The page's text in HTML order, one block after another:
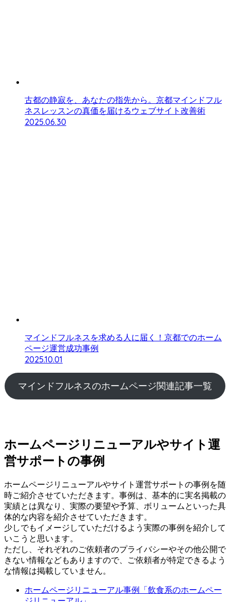
古都の静寂を、あなたの指先から。京都マインドフル
ネスレッスンの真価を届けるウェブサイト改善術
2025.06.30
マインドフルネスを求める人に届く！京都でのホーム
ページ運営成功事例
2025.10.01
マインドフルネスのホームページ関連記事一覧
ホームページリニューアルやサイト運
営サポートの事例
ホームページリニューアルやサイト運営サポートの事例を随
時ご紹介させていただきます。事例は、基本的に実名掲載の
実績とは異なり、実際の要望や予算、ボリュームといった具
体的な内容を紹介させていただきます。
少しでもイメージしていただけるよう実際の事例を紹介して
いこうと思います。
ただし、それぞれのご依頼者のプライバシーやその他公開で
きない情報などもありますので、ご依頼者が特定できるよう
な情報は掲載していません。
ホームページリニューアル事例「飲食系のホームペー